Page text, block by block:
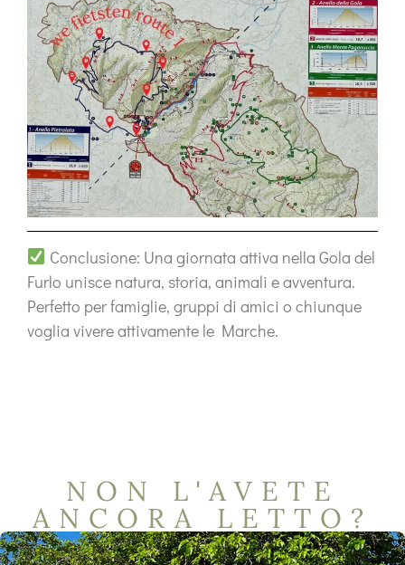
Conclusione: Una giornata attiva nella Gola del
Furlo unisce natura, storia, animali e avventura.
Perfetto per famiglie, gruppi di amici o chiunque
voglia vivere attivamente le Marche.
NON L'AVETE
ANCORA LETTO?